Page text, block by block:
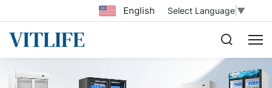
Select Language ▼
English